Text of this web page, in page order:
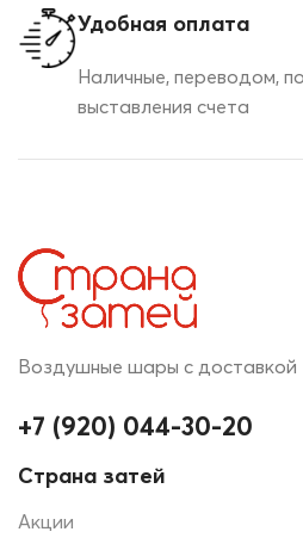
Удобная оплата
Наличные, переводом,
выставления счета
Воздушные шары с доставкой
+7 (920) 044-30-20
Страна затей
Акции